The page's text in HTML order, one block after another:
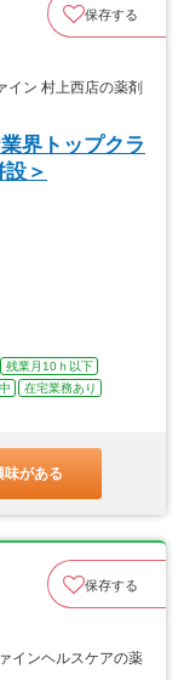
保存する
ン 村上西店の薬剤
界トップクラ
＞
残業月10ｈ以下
在宅業務あり
味がある
保存する
インヘルスケアの薬